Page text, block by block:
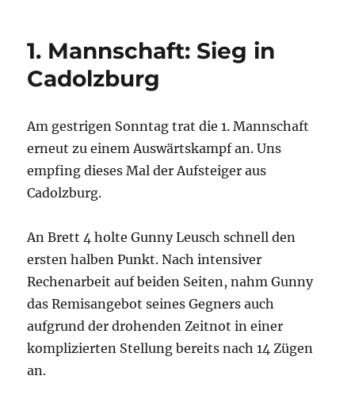
1. Mannschaft: Sieg in
Cadolzburg
Am gestrigen Sonntag trat die 1. Mannschaft
erneut zu einem Auswärtskampf an. Uns
empfing dieses Mal der Aufsteiger aus
Cadolzburg.
An Brett 4 holte Gunny Leusch schnell den
ersten halben Punkt. Nach intensiver
Rechenarbeit auf beiden Seiten, nahm Gunny
das Remisangebot seines Gegners auch
aufgrund der drohenden Zeitnot in einer
komplizierten Stellung bereits nach 14 Zügen
an.